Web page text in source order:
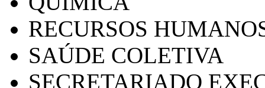
RECURSOS
SAÚDE COLETIVA
SECRETARIADO